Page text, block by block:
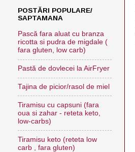
POSTĂRI POPULARE/
SAPTAMANA
Pască fara aluat cu branza
ricotta si pudra de migdale (
fara gluten, low carb)
Pastă de dovlecei la AirFryer
Tajina de picior/rasol de miel
Tiramisu cu capsuni (fara
oua si zahar - reteta keto,
low-carbs)
Tiramisu keto (reteta low
carb , fara gluten)